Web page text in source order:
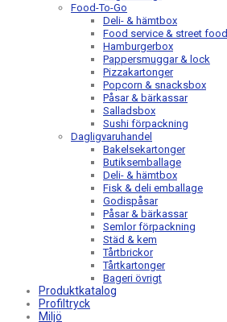
Food-To-Go
Deli- & hämtbox
Food service & street food
Hamburgerbox
Pappersmuggar & lock
Pizzakartonger
Popcorn & snacksbox
Påsar & bärkassar
Salladsbox
Sushi förpackning
Dagligvaruhandel
Bakelsekartonger
Butiksemballage
Deli- & hämtbox
Fisk & deli emballage
Godispåsar
Påsar & bärkassar
Semlor förpackning
Städ & kem
Tårtbrickor
Tårtkartonger
Bageri övrigt
Produktkatalog
Profiltryck
Miljö